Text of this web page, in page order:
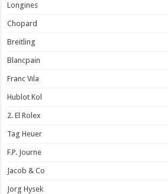
Longines
Chopard
Breitling
Blancpain
Franc Vıla
Hublot Kol
2. El Rolex
Tag Heuer
F.P. Journe
Jacob & Co
Jorg Hysek